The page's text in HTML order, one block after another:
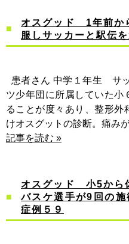
オスグッド 1年前か
服しサッカーと駅伝
患者さん 中学１年生 サ
ツ少年団に所属していた小
ることが度々あり、整形外
けオスグットの診断。痛み
記事を読む »
オスグッド 小5から
バスケ選手が9回の
症例５９